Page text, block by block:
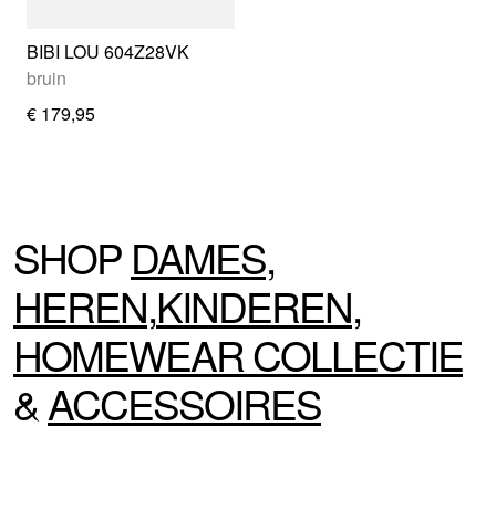
BIBI LOU 604Z28VK
bruin
€ 179,95
SHOP DAMES,
HEREN,KINDEREN,
HOMEWEARCOLLECTIE
&ACCESSOIRES